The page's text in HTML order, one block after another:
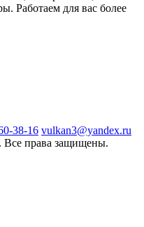
Работаем для вас более
38-16 vulkan3@yandex.ru
права защищены.